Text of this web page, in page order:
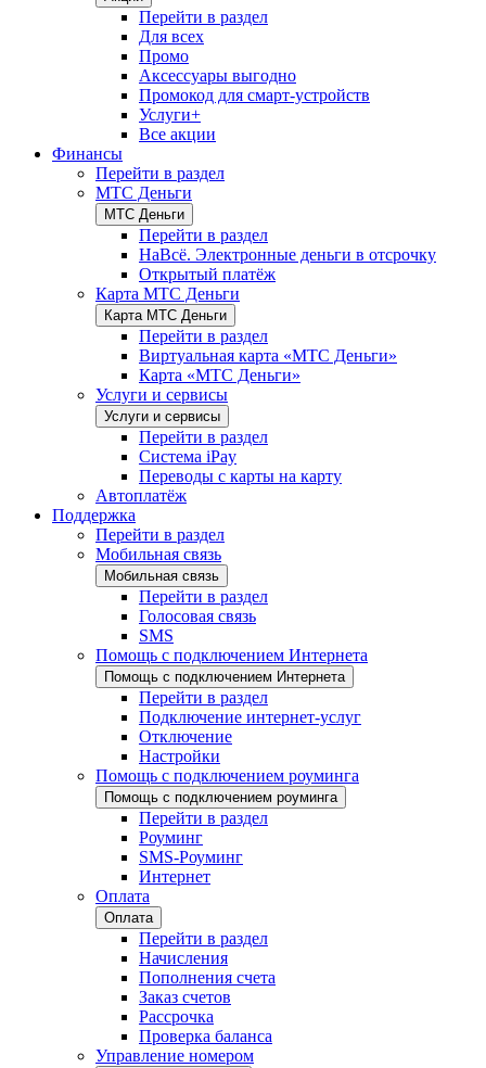
Перейти в раздел
Для всех
Промо
Аксессуары выгодно
Промокод для смарт-устройств
Услуги+
Все акции
Финансы
Перейти в раздел
МТС Деньги
МТС Деньги
Перейти в раздел
НаВсё. Электронные деньги в отсрочку
Открытый платёж
Карта МТС Деньги
Карта МТС Деньги
Перейти в раздел
Виртуальная карта «МТС Деньги»
Карта «МТС Деньги»
Услуги и сервисы
Услуги и сервисы
Перейти в раздел
Система iPay
Переводы с карты на карту
Автоплатёж
Поддержка
Перейти в раздел
Мобильная связь
Мобильная связь
Перейти в раздел
Голосовая связь
SMS
Помощь с подключением Интернета
Помощь с подключением Интернета
Перейти в раздел
Подключение интернет-услуг
Отключение
Настройки
Помощь с подключением роуминга
Помощь с подключением роуминга
Перейти в раздел
Роуминг
SMS-Роуминг
Интернет
Оплата
Оплата
Перейти в раздел
Начисления
Пополнения счета
Заказ счетов
Рассрочка
Проверка баланса
Управление номером